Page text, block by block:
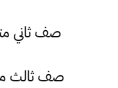
صف ثاني
صف ثالث